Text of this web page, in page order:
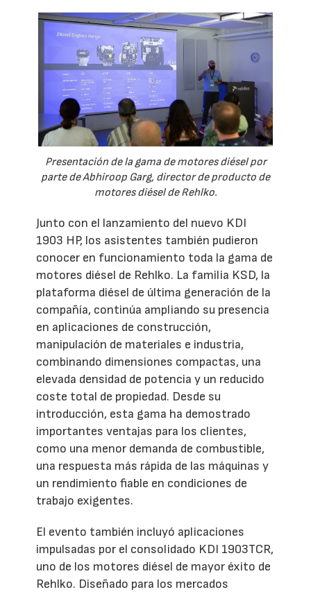
Presentación de la gama de motores diésel por
parte de Abhiroop Garg, director de producto de
motores diésel de Rehlko.
Junto con el lanzamiento del nuevo KDI
1903 HP, los asistentes también pudieron
conocer en funcionamiento toda la gama de
motores diésel de Rehlko. La familia KSD, la
plataforma diésel de última generación de la
compañía, continúa ampliando su presencia
en aplicaciones de construcción,
manipulación de materiales e industria,
combinando dimensiones compactas, una
elevada densidad de potencia y un reducido
coste total de propiedad. Desde su
introducción, esta gama ha demostrado
importantes ventajas para los clientes,
como una menor demanda de combustible,
una respuesta más rápida de las máquinas y
un rendimiento fiable en condiciones de
trabajo exigentes.
El evento también incluyó aplicaciones
impulsadas por el consolidado KDI 1903TCR,
uno de los motores diésel de mayor éxito de
Rehlko. Diseñado para los mercados